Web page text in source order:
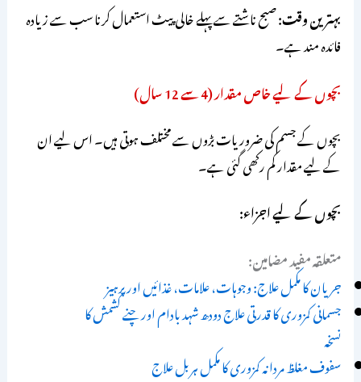
بہترین وقت:صبح ناشتے سے پہلے خالی پیٹ استعمال کرنا سب سے زیادہ
فائدہ مند ہے۔
بچوں کے لیے خاص مقدار (4 سے 12 سال)
بچوں کے جسم کی ضروریات بڑوں سے مختلف ہوتی ہیں۔ اس لیے ان
کے لیے مقدار کم رکھی گئی ہے۔
بچوں کے لیے اجزاء:
متعلقہ مفید مضامین:
جریان کا مکمل علاج: وجوہات، علامات، غذائیں اور پرہیز
جسمانی کمزوری کا قدرتی علاج دودھ شہد بادام اور چنے کشمش کا
نسخہ
سفوف مغلظ مردانہ کمزوری کا مکمل ہربل علاج